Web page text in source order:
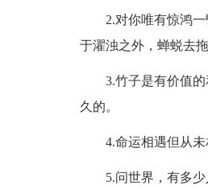
2.对你唯有惊鸿一
于濯浊之外，蝉蜕去
3.竹子是有价值的
久的。
4.命运相遇但从未相
5.问世界，有多少